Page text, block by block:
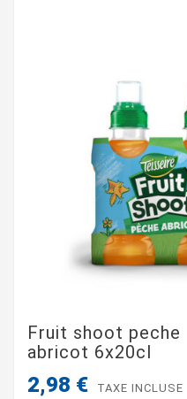
Fruit shoot peche
abricot 6x20cl
2,98 € TAXE INCLUSE